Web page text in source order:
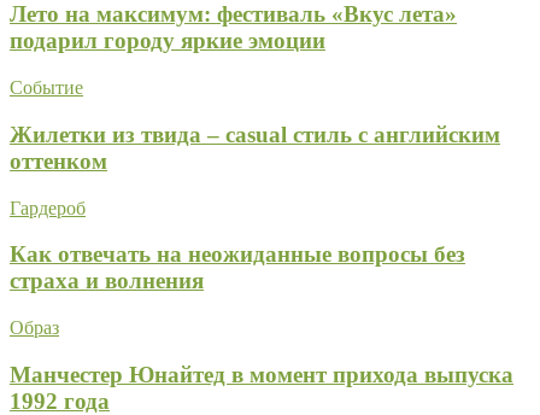
Лето на максимум: фестиваль «Вкус лета»
подарил городу яркие эмоции
Событие
Жилетки из твида – casual стиль с английским
оттенком
Гардероб
Как отвечать на неожиданные вопросы без
страха и волнения
Образ
Манчестер Юнайтед в момент прихода выпуска
1992 года